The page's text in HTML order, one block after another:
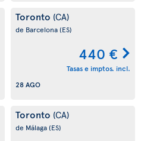
Toronto (CA)
de Barcelona(ES)
440 €
Tasas e imptos. incl.
28 AGO
Toronto (CA)
de Málaga(ES)